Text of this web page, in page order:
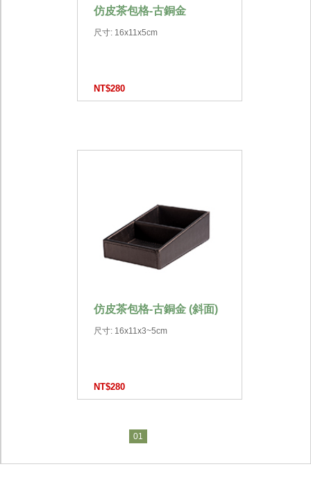
仿皮茶包格-古銅金
尺寸: 16x11x5cm
NT$280
仿皮茶包格-古銅金 (斜面)
尺寸: 16x11x3~5cm
NT$280
01